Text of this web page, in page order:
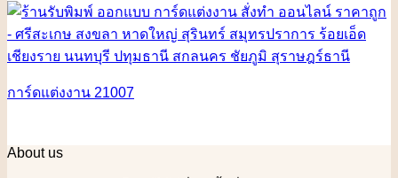
การ์ดแต่งงาน 21007
About us